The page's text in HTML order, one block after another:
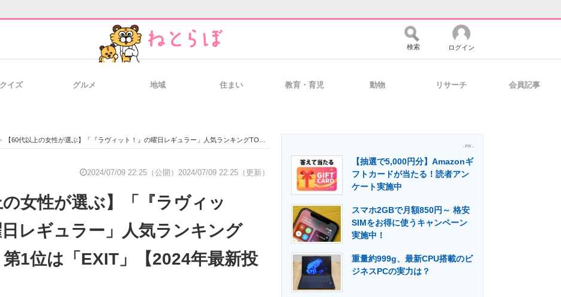
経営リーダーのコミュニティ マーケ×ITの今がよく分かる
製造業のIT導入・活用を支援
エネルギーの専門メディア 建設×テクノロジーの最前線
検索 ログイン
クイズ グルメ 地域 住まい 教育・育児 動物 リサーチ 会員記事
【60代以上の女性が選ぶ】「『ラヴィット！』の曜日レギュラー」人気ランキングTOP26！ 第1位は「EXIT」【2024年最新投票結果】
2024/07/09 22:25（公開） 2024/07/09 22:25（更新）
の女性が選ぶ】「『ラヴィッ
日レギュラー」人気ランキング
1位は「EXIT」【2024年最新投
- PR -
【抽選で5,000円分】Amazonギ
フトカードが当たる！読者アン
ケート実施中
スマホ2GBで月額850円～ 格安
SIMをお得に使うキャンペーン
実施中！
重量約999g、最新CPU搭載のビ
ジネスPCの実力は？